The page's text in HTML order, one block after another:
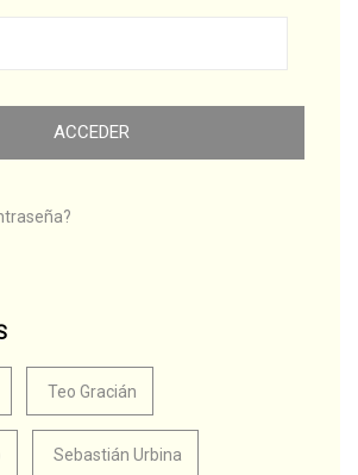
Teo Gracián
Sebastián Urbina